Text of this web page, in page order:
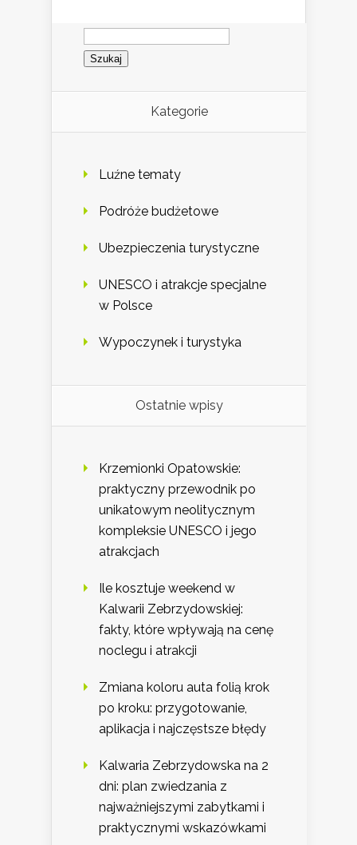
Szukaj:
Kategorie
Luźne tematy
Podróże budżetowe
Ubezpieczenia turystyczne
UNESCO i atrakcje specjalne
w Polsce
Wypoczynek i turystyka
Ostatnie wpisy
Krzemionki Opatowskie:
praktyczny przewodnik po
unikatowym neolitycznym
kompleksie UNESCO i jego
atrakcjach
Ile kosztuje weekend w
Kalwarii Zebrzydowskiej:
fakty, które wpływają na cenę
noclegu i atrakcji
Zmiana koloru auta folią krok
po kroku: przygotowanie,
aplikacja i najczęstsze błędy
Kalwaria Zebrzydowska na 2
dni: plan zwiedzania z
najważniejszymi zabytkami i
praktycznymi wskazówkami